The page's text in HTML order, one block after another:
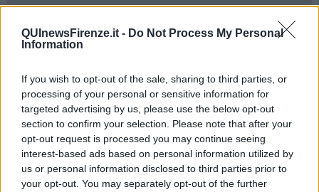
QUInewsFirenze.it - Do Not Process My Personal
Information
If you wish to opt-out of the sale, sharing to third parties, or
processing of your personal or sensitive information for
targeted advertising by us, please use the below opt-out
section to confirm your selection. Please note that after your
opt-out request is processed you may continue seeing
interest-based ads based on personal information utilized by
us or personal information disclosed to third parties prior to
your opt-out. You may separately opt-out of the further
con i lavori partiti per la riqualificazione dei lungarni Cristoforo
Colombo e Aldo Moro e dei giardini della zona.
Saranno piantati più di 100 alberi sostituendo le specie esistenti e
impiantandole senza entrare in conflitto con le piante limitrofe.